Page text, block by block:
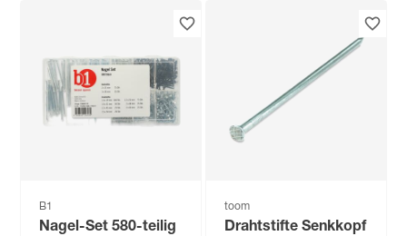
B1
Nagel-Set 580-teilig
toom
Drahtstifte Senkkopf